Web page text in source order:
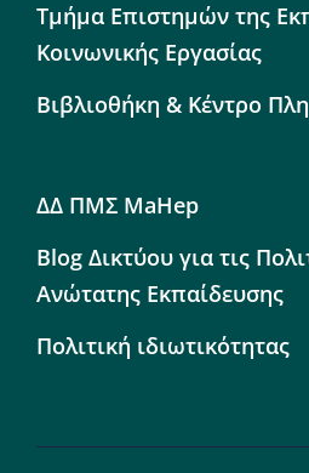
Τμήμα Επιστημών της
Κοινωνικής Εργασίας
Βιβλιοθήκη & Κέντρο
ΔΔ ΠΜΣ MaHep
Blog Δικτύου για τις
Ανώτατης Εκπαίδευσης
Πολιτική ιδιωτικότητας